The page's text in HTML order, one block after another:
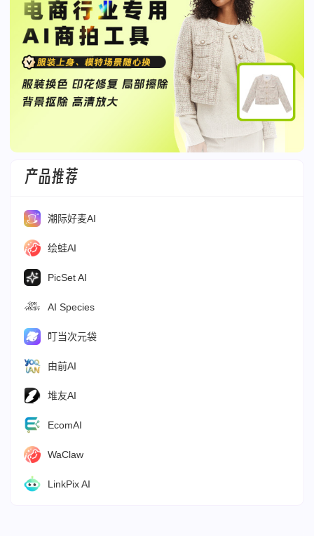
产品推荐
潮际好麦AI
绘蛙AI
PicSet AI
AI Species
叮当次元袋
由前AI
堆友AI
EcomAI
WaClaw
LinkPix AI